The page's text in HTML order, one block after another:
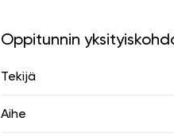
Oppitunnin
Tekijä
Aihe